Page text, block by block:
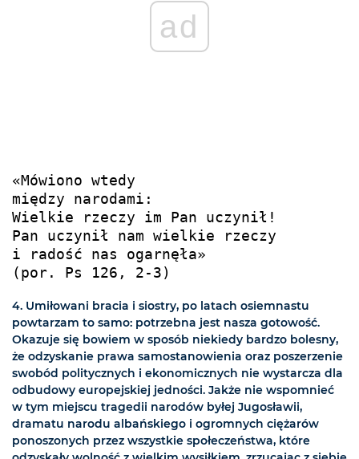
ad
«Mówiono wtedy
między narodami:
Wielkie rzeczy im Pan uczynił!
Pan uczynił nam wielkie rzeczy
i radość nas ogarnęła»
(por. Ps 126, 2-3)
4. Umiłowani bracia i siostry, po latach osiemnastu
powtarzam to samo: potrzebna jest nasza gotowość.
Okazuje się bowiem w sposób niekiedy bardzo bolesny,
że odzyskanie prawa samostanowienia oraz poszerzenie
swobód politycznych i ekonomicznych nie wystarcza dla
odbudowy europejskiej jedności. Jakże nie wspomnieć
w tym miejscu tragedii narodów byłej Jugosławii,
dramatu narodu albańskiego i ogromnych ciężarów
ponoszonych przez wszystkie społeczeństwa, które